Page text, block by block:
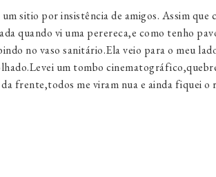
sitio por insistência de amigos. Assim que
quando vi uma perereca,e como tenho
no vaso sanitário.Ela veio para o meu
um tombo
frente,todos me viram nua e ainda fiquei o